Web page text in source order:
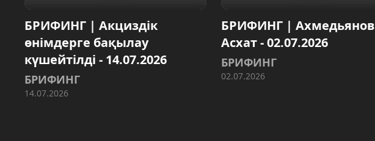
БРИФИНГ | Акциздік
өнімдерге бақылау
күшейтілді - 14.07.2026
БРИФИНГ
14.07.2026
БРИФИНГ | Ахмедьянов
Асхат - 02.07.2026
БРИФИНГ
02.07.2026